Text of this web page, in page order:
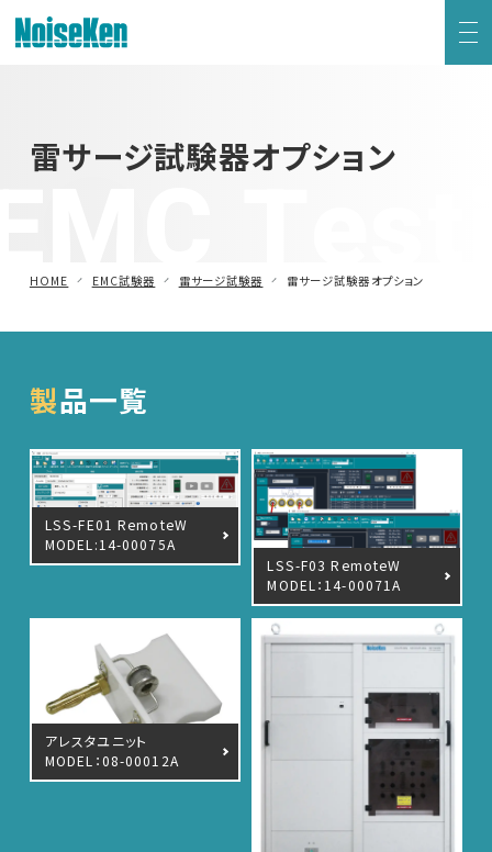
雷サージ試験器オプション
HOME EMC試験器 雷サージ試験器 雷サージ試験器オプション
製品一覧
LSS-FE01 RemoteW
MODEL:14-00075A
LSS-F03 RemoteW
MODEL：14-00071A
アレスタユニット
MODEL：08-00012A
静電気試験器
電源電圧変動試験器・その他試験器
減衰振動波試験器
車載用EMC試験器